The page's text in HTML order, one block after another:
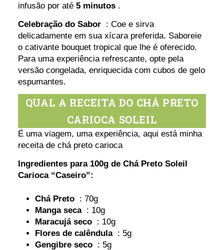
infusão por até5 minutos .
Celebração do Sabor : Coe e sirva
delicadamente em sua xícara preferida. Saboreie
o cativante bouquet tropical que lhe é oferecido.
Para uma experiência refrescante, opte pela
versão congelada, enriquecida com cubos de gelo
espumantes.
QUAL A RECEITA DO CHÁ PRETO
CARIOCA SOLEIL
É uma viagem, uma experiência, aqui está minha
receita de chá preto carioca
Ingredientes para 100g de Chá Preto Soleil
Carioca “Caseiro”:
Chá Preto : 70g
Manga seca: 10g
Maracujá seco : 10g
Flores de calêndula: 5g
Gengibre seco : 5g